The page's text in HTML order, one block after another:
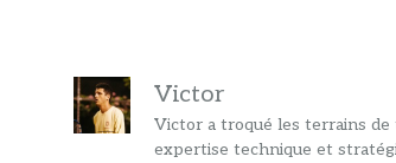
Victor
Victor a troqué les terrains
expertise technique et